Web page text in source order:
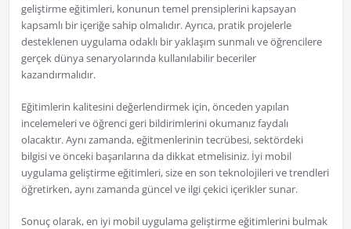
geliştirme eğitimleri, konunun temel prensiplerini kapsayan
kapsamlı bir içeriğe sahip olmalıdır. Ayrıca, pratik projelerle
desteklenen uygulama odaklı bir yaklaşım sunmalı ve öğrencilere
gerçek dünya senaryolarında kullanılabilir beceriler
kazandırmalıdır.
Eğitimlerin kalitesini değerlendirmek için, önceden yapılan
incelemeleri ve öğrenci geri bildirimlerini okumanız faydalı
olacaktır. Aynı zamanda, eğitmenlerinin tecrübesi, sektördeki
bilgisi ve önceki başarılarına da dikkat etmelisiniz. İyi mobil
uygulama geliştirme eğitimleri, size en son teknolojileri ve trendleri
öğretirken, aynı zamanda güncel ve ilgi çekici içerikler sunar.
Sonuç olarak, en iyi mobil uygulama geliştirme eğitimlerini bulmak